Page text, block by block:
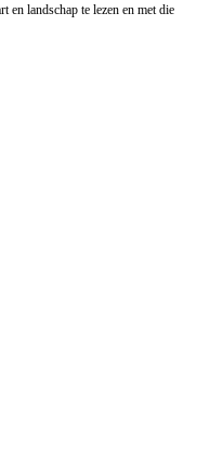
en landschap te lezen en met die